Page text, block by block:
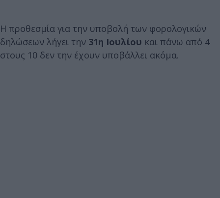
Η προθεσμία για την υποβολή των φορολογικών
δηλώσεων λήγει την 31η Ιουλίου και πάνω από 4
στους 10 δεν την έχουν υποβάλλει ακόμα.